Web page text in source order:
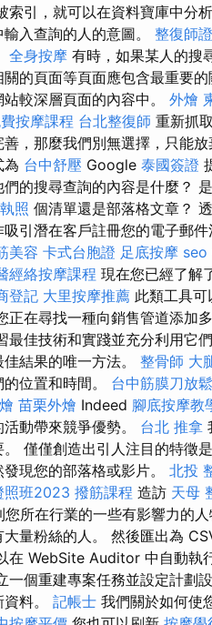
索引，就可以在資料寶庫中分
入查詢的人的意圖。 整復師
全身按摩 有時，如果某人的搜
的頁面等頁面應包含最重要的
較深層頁面的內容中。 外燴
按摩課程 台北整復師 重新抓
，那麼我們別無選擇，只能放
為 台中舒壓 Google 泰國簽證
們的搜尋查詢的內容是什麼？
照 個清單還是部落格文章？
吸引潛在客戶註冊您的電子郵
美容 卡式台胞證 足底按摩 seo
經絡按摩課程 現在您已經了解
登記 大里按摩推薦 此類工具
正在尋找一種向銷售管道添加
最佳技術和實踐並充分利用它
結果的唯一方法。 整骨師 大
位置和時間。 台中筋膜刀放鬆
苗栗外燴 Indeed 腳底按摩教
動帶來競爭優勢。 台北 推拿
僅僅創造出引人注目的特徵
現您的部落格或影片。 北投
照班2023 撥筋課程 造訪 天母
所在行業的一些有影響力的人
量粉絲的人。 然後匯出為
在 WebSite Auditor 中自動
一個重建專案任務並設定計劃
料。 記帳士 我們關於如何使